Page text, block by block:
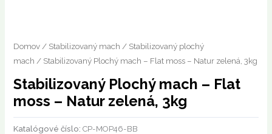
Domov / Stabilizovaný mach / Stabilizovaný plochý
mach / Stabilizovaný Plochý mach – Flat moss – Natur zelená, 3kg
Stabilizovaný Plochý mach – Flat
moss – Natur zelená, 3kg
Katalógové číslo:CP-MOP46-BB